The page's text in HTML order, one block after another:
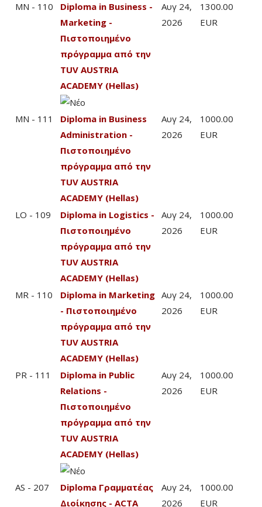
MN - 110
Diploma in Business -
Marketing -
Πιστοποιημένο
πρόγραμμα από την
TUV AUSTRIA
ACADEMY (Hellas)
Αυγ 24,
2026
1300.00
EUR
MN - 111
Diploma in Business
Administration -
Πιστοποιημένο
πρόγραμμα από την
TUV AUSTRIA
ACADEMY (Hellas)
Αυγ 24,
2026
1000.00
EUR
LO - 109
Diploma in Logistics -
Πιστοποιημένο
πρόγραμμα από την
TUV AUSTRIA
ACADEMY (Hellas)
Αυγ 24,
2026
1000.00
EUR
MR - 110
Diploma in Marketing
- Πιστοποιημένο
πρόγραμμα από την
TUV AUSTRIA
ACADEMY (Hellas)
Αυγ 24,
2026
1000.00
EUR
PR - 111
Diploma in Public
Relations -
Πιστοποιημένο
πρόγραμμα από την
TUV AUSTRIA
ACADEMY (Hellas)
Αυγ 24,
2026
1000.00
EUR
AS - 207
Diploma Γραμματέας
Διοίκησης - ACTA
Αυγ 24,
2026
1000.00
EUR